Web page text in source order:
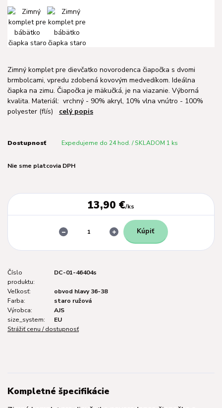
Zimný komplet pre dievčatko novorodenca čiapočka s dvomi
brmbolcami, vpredu zdobená kovovým medvedíkom. Ideálna
čiapka na zimu. Čiapočka je mäkučká, je na viazanie. Výborná
kvalita. Materiál: vrchný - 90% akryl, 10% vlna vnútro - 100%
polyester (flís) celý popis
Dostupnosť Expedujeme do 24 hod. / SKLADOM 1 ks
Nie sme platcovia DPH
13,90 €/ks
Kúpiť
Číslo
produktu:
DC-01-46404s
Veľkosť:
obvod hlavy 36-38
Farba:
staro ružová
Výrobca:
AJS
size_system:
EU
Strážiť cenu / dostupnosť
Kompletné špecifikácie